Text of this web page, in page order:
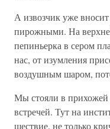
А извозчик уже
пирожными. На
пепиньерка в сером
нас, от изумления
воздушным шаром,
Мы стояли в прихожей
встречей. Тут на
шествие, не только